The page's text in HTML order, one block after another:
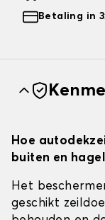
Betaling in
Hoe
buiten en
Het
geschikt